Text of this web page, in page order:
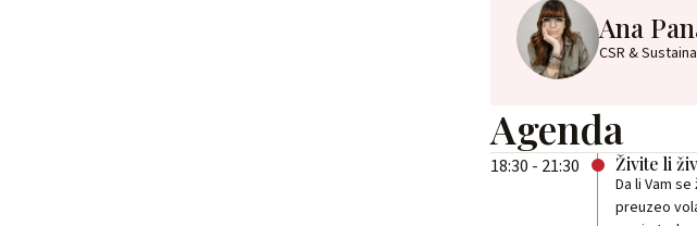
Ana
CSR &
Agenda
18:30 - 21:30 Živite li
Da li Vam
preuzeo